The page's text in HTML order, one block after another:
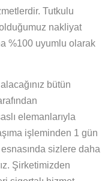
Tutkulu
nakliyat
%100 uyumlu olarak
bütün
elemanlarıyla
işleminden 1 gün
sizlere daha
Şirketimizden